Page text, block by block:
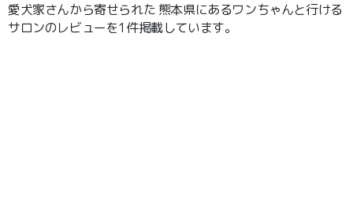
愛犬家さんから寄せられた 熊本県にあるワンちゃんと行ける
サロンのレビューを1件掲載しています。